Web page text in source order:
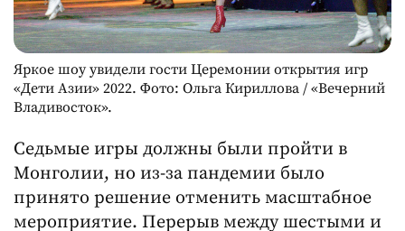
Яркое шоу увидели гости Церемонии открытия игр
«Дети Азии» 2022. Фото: Ольга Кириллова / «Вечерний
Владивосток».
Седьмые игры должны были пройти в
Монголии, но из-за пандемии было
принято решение отменить масштабное
мероприятие. Перерыв между шестыми и